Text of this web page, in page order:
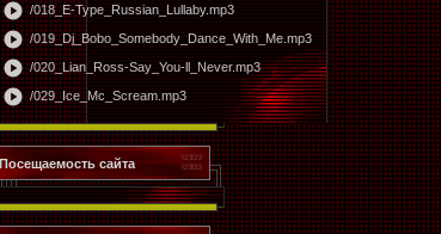
play_circle /018_E-Type_Russian_Lullaby.mp3
play_circle /019_Dj_Bobo_Somebody_Dance_With_Me.mp3
play_circle /020_Lian_Ross-Say_You-ll_Never.mp3
play_circle /029_Ice_Mc_Scream.mp3
Посещаемость сайта